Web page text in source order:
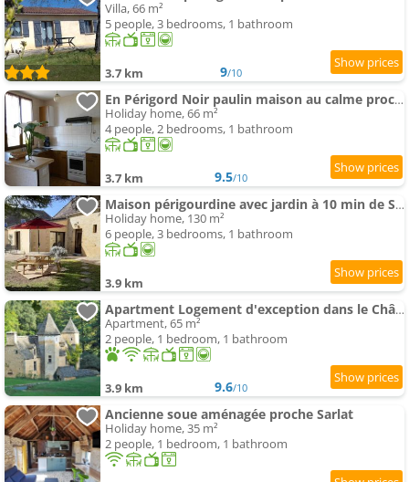
Villa, 66 m²
5 people, 3 bedrooms, 1 bathroom
3.7 km 9/10
En Périgord Noir paulin maison au calme proche
Holiday home, 66 m²
4 people, 2 bedrooms, 1 bathroom
3.7 km 9.5/10
Maison périgourdine avec jardin à 10 min de Sarlat
Holiday home, 130 m²
6 people, 3 bedrooms, 1 bathroom
3.9 km
Apartment Logement d'exception dans le Château de Lacypierre
Apartment, 65 m²
2 people, 1 bedroom, 1 bathroom
3.9 km 9.6/10
Ancienne soue aménagée proche Sarlat
Holiday home, 35 m²
2 people, 1 bedroom, 1 bathroom